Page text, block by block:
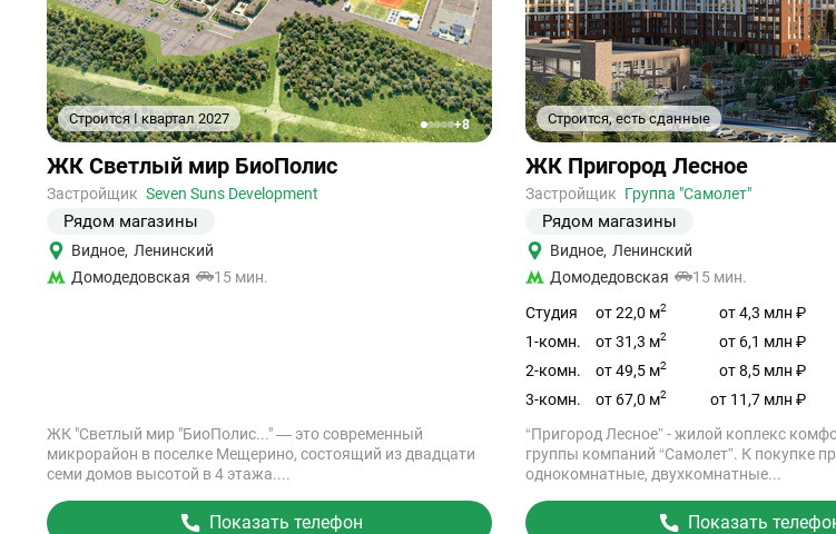
Строится I квартал 2027
12345+8
Ссылка
на
объект
ЖК Светлый мир БиоПолис
Застройщик Seven Suns Development
Рядом магазины
Видное, Ленинский
Домодедовская
15 мин.
ЖК "Светлый мир "БиоПолис..." — это современный
микрорайон в поселке Мещерино, состоящий из двадцати
семи домов высотой в 4 этажа....
Показать телефон
Строится, есть сданные
Ссылка
на
объект
ЖК Пригород Лесное
Застройщик Группа "Самолет"
Рядом магазины
Видное, Ленинский
Домодедовская
15 мин.
Студия от 22,0 м2 от 4,3 млн ₽
1-комн.
от 31,3 м2 от 6,1 млн ₽
2-комн.
от 49,5 м2 от 8,5 млн ₽
3-комн.
от 67,0 м2 от 11,7 млн ₽
“Пригород Лесное” - жилой коплекс
группы компаний “Самолет”. К покупке
однокомнатные, двухкомнатные...
Показать